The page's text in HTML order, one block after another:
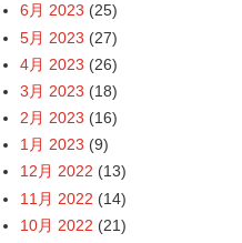
6月 2023 (25)
5月 2023 (27)
4月 2023 (26)
3月 2023 (18)
2月 2023 (16)
1月 2023 (9)
12月 2022 (13)
11月 2022 (14)
10月 2022 (21)